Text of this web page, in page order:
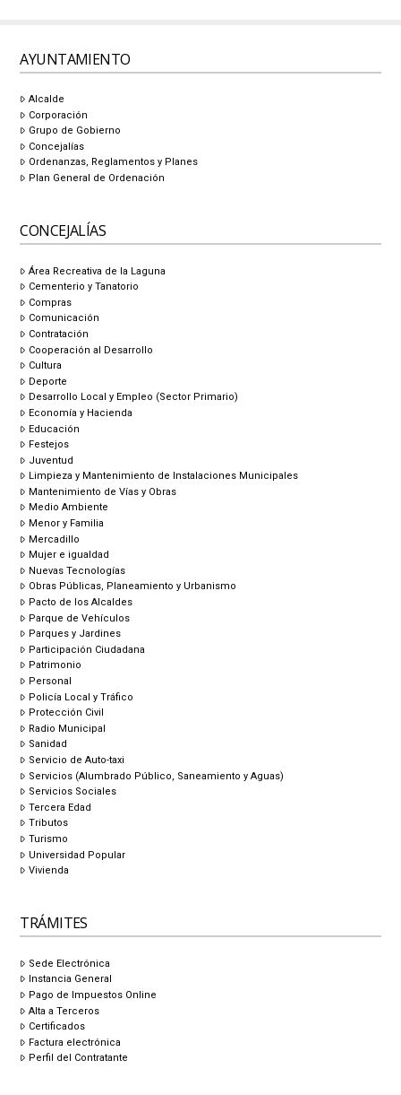
AYUNTAMIENTO
Alcalde
Corporación
Grupo de Gobierno
Concejalías
Ordenanzas, Reglamentos y Planes
Plan General de Ordenación
CONCEJALÍAS
Área Recreativa de la Laguna
Cementerio y Tanatorio
Compras
Comunicación
Contratación
Cooperación al Desarrollo
Cultura
Deporte
Desarrollo Local y Empleo (Sector Primario)
Economía y Hacienda
Educación
Festejos
Juventud
Limpieza y Mantenimiento de Instalaciones Municipales
Mantenimiento de Vías y Obras
Medio Ambiente
Menor y Familia
Mercadillo
Mujer e igualdad
Nuevas Tecnologías
Obras Públicas, Planeamiento y Urbanismo
Pacto de los Alcaldes
Parque de Vehículos
Parques y Jardines
Participación Ciudadana
Patrimonio
Personal
Policía Local y Tráfico
Protección Civil
Radio Municipal
Sanidad
Servicio de Auto-taxi
Servicios (Alumbrado Público, Saneamiento y Aguas)
Servicios Sociales
Tercera Edad
Tributos
Turismo
Universidad Popular
Vivienda
TRÁMITES
Sede Electrónica
Instancia General
Pago de Impuestos Online
Alta a Terceros
Certificados
Factura electrónica
Perfil del Contratante